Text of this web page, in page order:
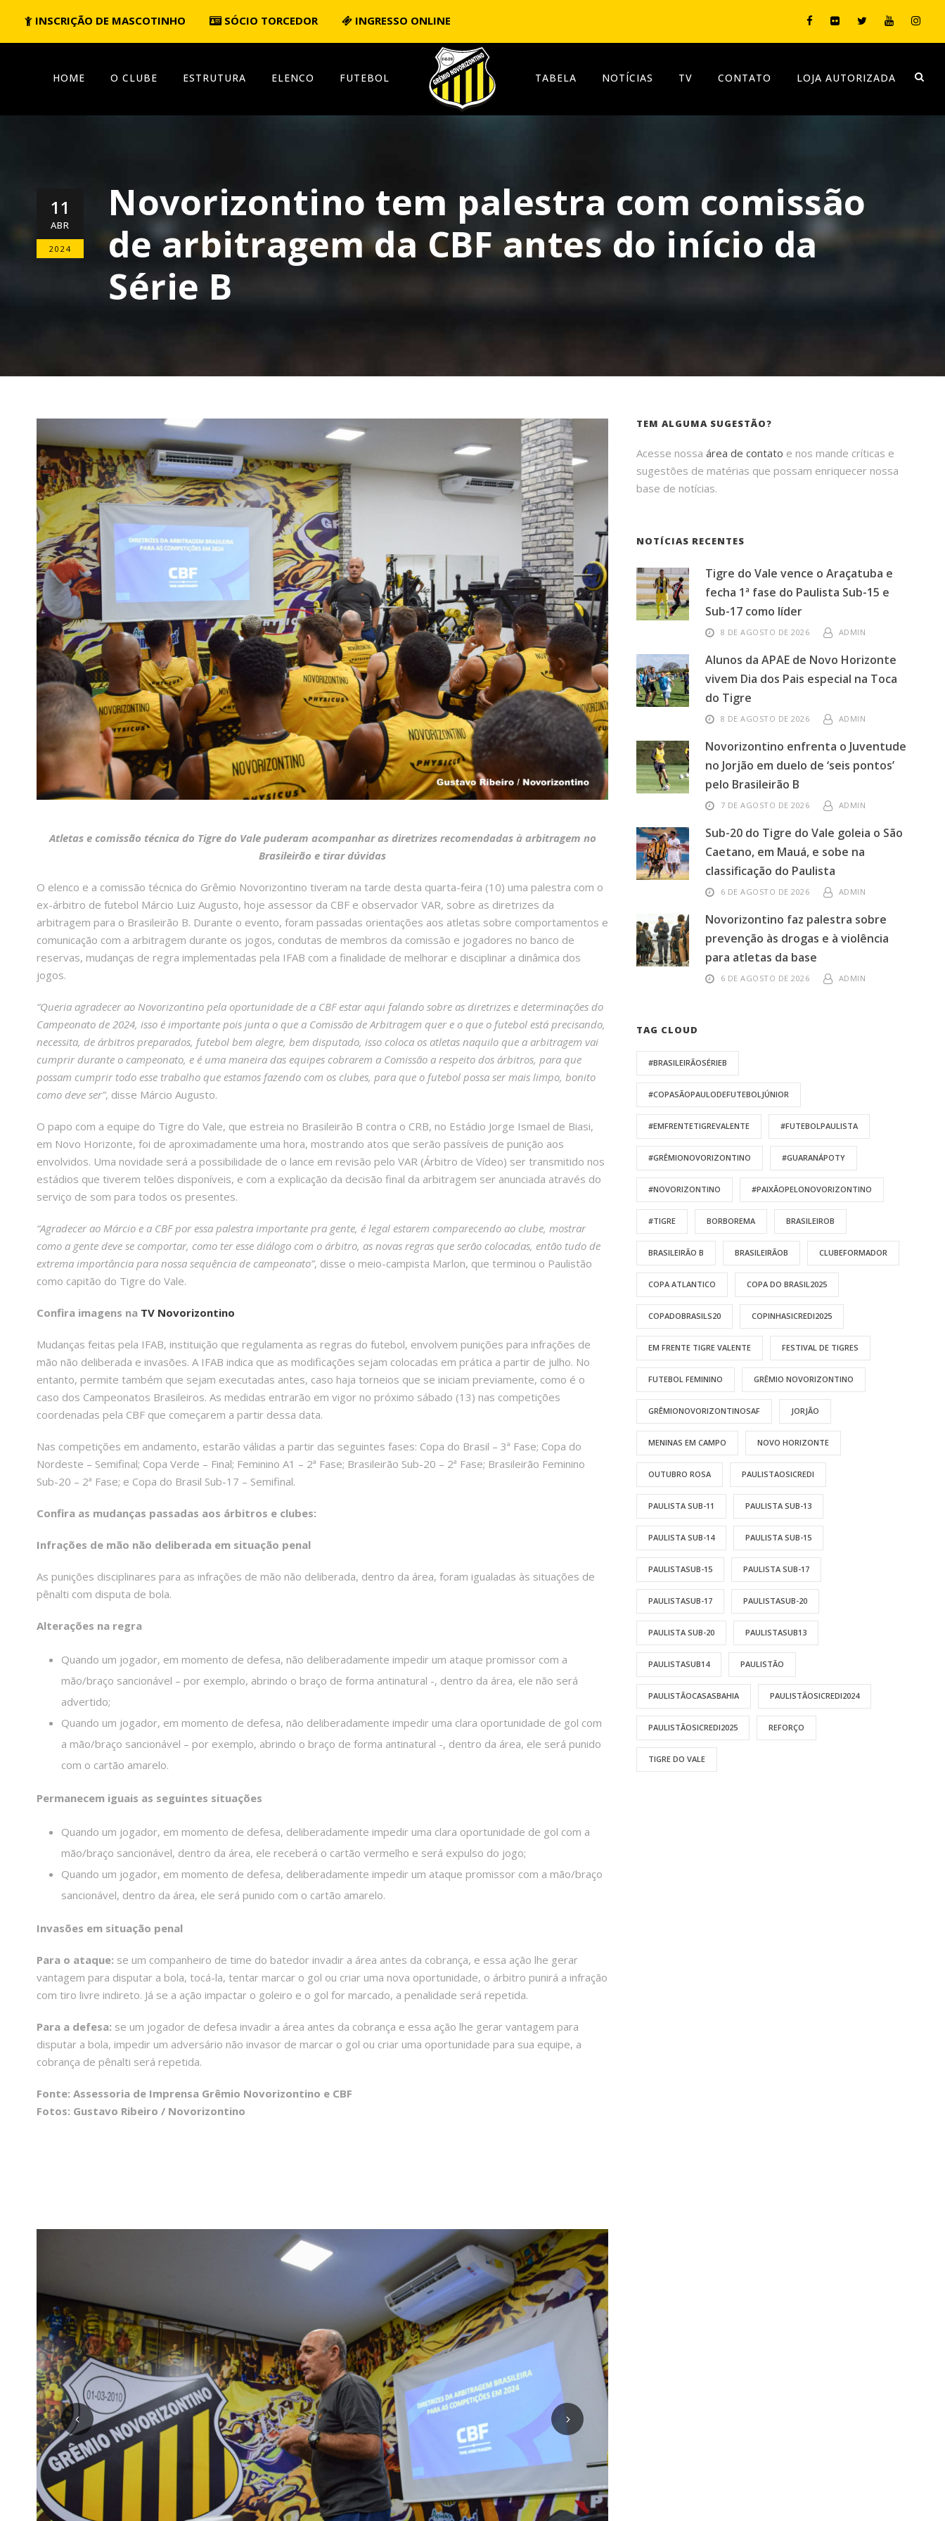
INSCRIÇÃO DE MASCOTINHO SÓCIO TORCEDOR INGRESSO ONLINE
HOME O CLUBE ESTRUTURA ELENCO FUTEBOL TABELA NOTÍCIAS TV CONTATO LOJA AUTORIZADA
11
ABR
2024
Novorizontino tem palestra com comissão
de arbitragem da CBF antes do início da
Série B
Atletas e comissão técnica do Tigre do Vale puderam acompanhar as diretrizes recomendadas à arbitragem no
Brasileirão e tirar dúvidas
O elenco e a comissão técnica do Grêmio Novorizontino tiveram na tarde desta quarta-feira (10) uma palestra com o
ex-árbitro de futebol Márcio Luiz Augusto, hoje assessor da CBF e observador VAR, sobre as diretrizes da
arbitragem para o Brasileirão B. Durante o evento, foram passadas orientações aos atletas sobre comportamentos e
comunicação com a arbitragem durante os jogos, condutas de membros da comissão e jogadores no banco de
reservas, mudanças de regra implementadas pela IFAB com a finalidade de melhorar e disciplinar a dinâmica dos
jogos.
“Queria agradecer ao Novorizontino pela oportunidade de a CBF estar aqui falando sobre as diretrizes e determinações do
Campeonato de 2024, isso é importante pois junta o que a Comissão de Arbitragem quer e o que o futebol está precisando,
necessita, de árbitros preparados, futebol bem alegre, bem disputado, isso coloca os atletas naquilo que a arbitragem vai
cumprir durante o campeonato, e é uma maneira das equipes cobrarem a Comissão a respeito dos árbitros, para que
possam cumprir todo esse trabalho que estamos fazendo com os clubes, para que o futebol possa ser mais limpo, bonito
como deve ser”, disse Márcio Augusto.
O papo com a equipe do Tigre do Vale, que estreia no Brasileirão B contra o CRB, no Estádio Jorge Ismael de Biasi,
em Novo Horizonte, foi de aproximadamente uma hora, mostrando atos que serão passíveis de punição aos
envolvidos. Uma novidade será a possibilidade de o lance em revisão pelo VAR (Árbitro de Vídeo) ser transmitido nos
estádios que tiverem telões disponíveis, e com a explicação da decisão final da arbitragem ser anunciada através do
serviço de som para todos os presentes.
“Agradecer ao Márcio e a CBF por essa palestra importante pra gente, é legal estarem comparecendo ao clube, mostrar
como a gente deve se comportar, como ter esse diálogo com o árbitro, as novas regras que serão colocadas, então tudo de
extrema importância para nossa sequência de campeonato”, disse o meio-campista Marlon, que terminou o Paulistão
como capitão do Tigre do Vale.
Confira imagens na TV Novorizontino
Mudanças feitas pela IFAB, instituição que regulamenta as regras do futebol, envolvem punições para infrações de
mão não deliberada e invasões. A IFAB indica que as modificações sejam colocadas em prática a partir de julho. No
entanto, permite também que sejam executadas antes, caso haja torneios que se iniciam previamente, como é o
caso dos Campeonatos Brasileiros. As medidas entrarão em vigor no próximo sábado (13) nas competições
coordenadas pela CBF que começarem a partir dessa data.
Nas competições em andamento, estarão válidas a partir das seguintes fases: Copa do Brasil – 3ª Fase; Copa do
Nordeste – Semifinal; Copa Verde – Final; Feminino A1 – 2ª Fase; Brasileirão Sub-20 – 2ª Fase; Brasileirão Feminino
Sub-20 – 2ª Fase; e Copa do Brasil Sub-17 – Semifinal.
Confira as mudanças passadas aos árbitros e clubes:
Infrações de mão não deliberada em situação penal
As punições disciplinares para as infrações de mão não deliberada, dentro da área, foram igualadas às situações de
pênalti com disputa de bola.
Alterações na regra
Quando um jogador, em momento de defesa, não deliberadamente impedir um ataque promissor com a
mão/braço sancionável – por exemplo, abrindo o braço de forma antinatural -, dentro da área, ele não será
advertido;
Quando um jogador, em momento de defesa, não deliberadamente impedir uma clara oportunidade de gol com
a mão/braço sancionável – por exemplo, abrindo o braço de forma antinatural -, dentro da área, ele será punido
com o cartão amarelo.
Permanecem iguais as seguintes situações
Quando um jogador, em momento de defesa, deliberadamente impedir uma clara oportunidade de gol com a
mão/braço sancionável, dentro da área, ele receberá o cartão vermelho e será expulso do jogo;
Quando um jogador, em momento de defesa, deliberadamente impedir um ataque promissor com a mão/braço
sancionável, dentro da área, ele será punido com o cartão amarelo.
Invasões em situação penal
Para o ataque: se um companheiro de time do batedor invadir a área antes da cobrança, e essa ação lhe gerar
vantagem para disputar a bola, tocá-la, tentar marcar o gol ou criar uma nova oportunidade, o árbitro punirá a infração
com tiro livre indireto. Já se a ação impactar o goleiro e o gol for marcado, a penalidade será repetida.
Para a defesa: se um jogador de defesa invadir a área antes da cobrança e essa ação lhe gerar vantagem para
disputar a bola, impedir um adversário não invasor de marcar o gol ou criar uma oportunidade para sua equipe, a
cobrança de pênalti será repetida.
Fonte: Assessoria de Imprensa Grêmio Novorizontino e CBF
Fotos: Gustavo Ribeiro / Novorizontino
TEM ALGUMA SUGESTÃO?
Acesse nossaárea de contato e nos mande críticas e
sugestões de matérias que possam enriquecer nossa
base de notícias.
NOTÍCIAS RECENTES
Tigre do Vale vence o Araçatuba e
fecha 1ª fase do Paulista Sub-15 e
Sub-17 como líder
8 DE AGOSTO DE 2026 ADMIN
Alunos da APAE de Novo Horizonte
vivem Dia dos Pais especial na Toca
do Tigre
8 DE AGOSTO DE 2026 ADMIN
Novorizontino enfrenta o Juventude
no Jorjão em duelo de ‘seis pontos’
pelo Brasileirão B
7 DE AGOSTO DE 2026 ADMIN
Sub-20 do Tigre do Vale goleia o São
Caetano, em Mauá, e sobe na
classificação do Paulista
6 DE AGOSTO DE 2026 ADMIN
Novorizontino faz palestra sobre
prevenção às drogas e à violência
para atletas da base
6 DE AGOSTO DE 2026 ADMIN
TAG CLOUD
#BRASILEIRÃOSÉRIEB
#COPASÃOPAULODEFUTEBOLJÚNIOR
#EMFRENTETIGREVALENTE #FUTEBOLPAULISTA
#GRÊMIONOVORIZONTINO #GUARANÁPOTY
#NOVORIZONTINO #PAIXÃOPELONOVORIZONTINO
#TIGRE BORBOREMA BRASILEIROB
BRASILEIRÃO B BRASILEIRÃOB CLUBEFORMADOR
COPA ATLANTICO COPA DO BRASIL2025
COPADOBRASILS20 COPINHASICREDI2025
EM FRENTE TIGRE VALENTE FESTIVAL DE TIGRES
FUTEBOL FEMININO GRÊMIO NOVORIZONTINO
GRÊMIONOVORIZONTINOSAF JORJÃO
MENINAS EM CAMPO NOVO HORIZONTE
OUTUBRO ROSA PAULISTAOSICREDI
PAULISTA SUB-11 PAULISTA SUB-13
PAULISTA SUB-14 PAULISTA SUB-15
PAULISTASUB-15 PAULISTA SUB-17
PAULISTASUB-17 PAULISTASUB-20
PAULISTA SUB-20 PAULISTASUB13
PAULISTASUB14 PAULISTÃO
PAULISTÃOCASASBAHIA PAULISTÃOSICREDI2024
PAULISTÃOSICREDI2025 REFORÇO
TIGRE DO VALE